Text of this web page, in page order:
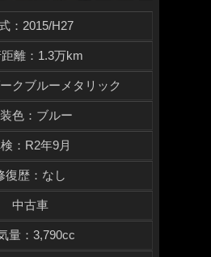
： 2015/H27
離： 1.3万km
クブルーメタリック
色： ブルー
： R2年9月
復歴 ： なし
中古車
量 ： 3,790cc